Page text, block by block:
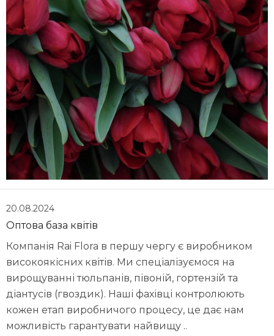
20.08.2024
Оптова база квітів
Компанія Rai Flora в першу чергу є виробником
високоякісних квітів. Ми спеціалізуємося на
вирощуванні тюльпанів, півоній, гортензій та
діантусів (гвоздик). Наші фахівці контролюють
кожен етап виробничого процесу, це дає нам
можливість гарантувати найвищу ..